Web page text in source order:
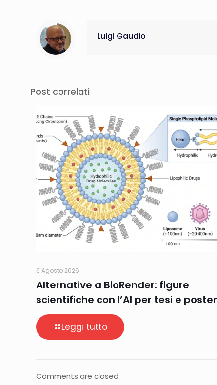
Luigi Gaudio
Post correlati
6 Agosto 2026
Alternative a BioRender: figure
scientifiche con l’AI per tesi e poster
Leggi tutto
Comments are closed.